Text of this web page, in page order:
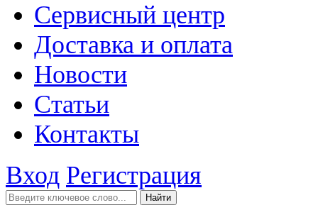
Сервисный центр
Доставка и оплата
Новости
Статьи
Контакты
Вход Регистрация